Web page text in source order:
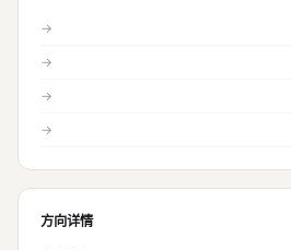
→
→
→
→
方向详情